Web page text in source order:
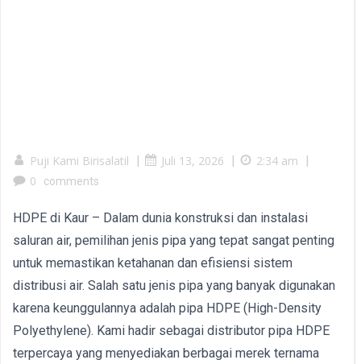
Puji Kami Birisalatil | Juli 13, 2026 | 2:34 am
|
0
comments
HDPE di Kaur – Dalam dunia konstruksi dan instalasi
saluran air, pemilihan jenis pipa yang tepat sangat penting
untuk memastikan ketahanan dan efisiensi sistem
distribusi air. Salah satu jenis pipa yang banyak digunakan
karena keunggulannya adalah pipa HDPE (High-Density
Polyethylene). Kami hadir sebagai distributor pipa HDPE
terpercaya yang menyediakan berbagai merek ternama